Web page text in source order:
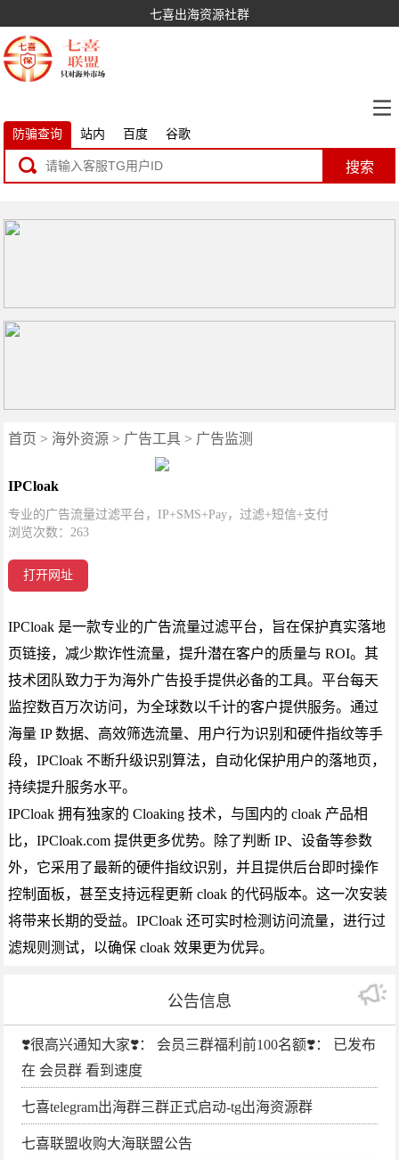
七喜出海资源社群
防骗查询 站内 百度 谷歌
搜索
首页 > 海外资源 > 广告工具 > 广告监测
IPCloak
专业的广告流量过滤平台，IP+SMS+Pay，过滤+短信+支付
浏览次数：263
打开网址
IPCloak 是一款专业的广告流量过滤平台，旨在保护真实落地
页链接，减少欺诈性流量，提升潜在客户的质量与 ROI。其
技术团队致力于为海外广告投手提供必备的工具。平台每天
监控数百万次访问，为全球数以千计的客户提供服务。通过
海量 IP 数据、高效筛选流量、用户行为识别和硬件指纹等手
段，IPCloak 不断升级识别算法，自动化保护用户的落地页，
持续提升服务水平。
IPCloak 拥有独家的 Cloaking 技术，与国内的 cloak 产品相
比，IPCloak.com 提供更多优势。除了判断 IP、设备等参数
外，它采用了最新的硬件指纹识别，并且提供后台即时操作
控制面板，甚至支持远程更新 cloak 的代码版本。这一次安装
将带来长期的受益。IPCloak 还可实时检测访问流量，进行过
滤规则测试，以确保 cloak 效果更为优异。
公告信息
❣️很高兴通知大家❣️： 会员三群福利前100名额❣️： 已发布
在 会员群 看到速度
七喜telegram出海群三群正式启动-tg出海资源群
七喜联盟收购大海联盟公告